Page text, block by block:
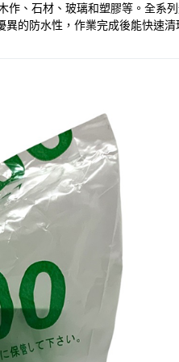
、石材、玻璃和塑膠等。全系
的防水性，作業完成後能快速清